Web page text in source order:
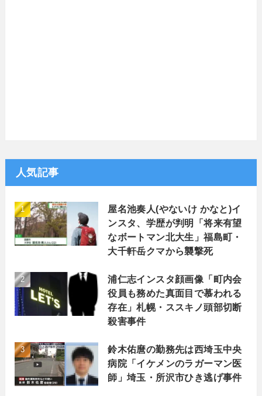
人気記事
屋名池奏人(やないけ かなと)イ
ンスタ、学歴が判明「将来有望
なボートマン北大生」福島町・
大千軒岳クマから襲撃死
浦仁志インスタ顔画像「町内会
役員も務めた真面目で慕われる
存在」札幌・ススキノ頭部切断
殺害事件
鈴木佑麿の勤務先は西埼玉中央
病院「イケメンのラガーマン医
師」埼玉・所沢市ひき逃げ事件